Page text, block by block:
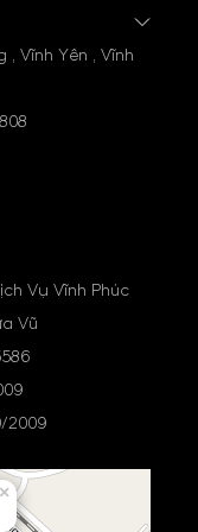
, Vĩnh Yên , Vĩnh
Vụ Vĩnh Phúc
Vũ
2009
×